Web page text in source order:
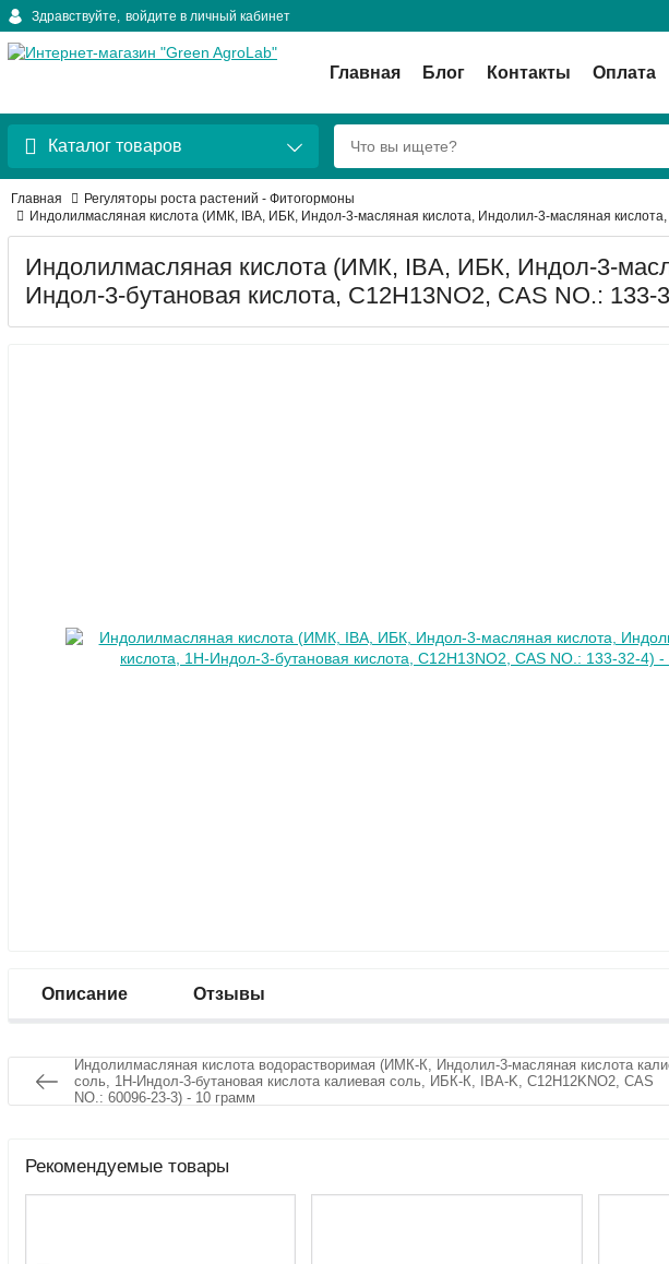
Здравствуйте, войдите в личный кабинет
Главная Блог Контакты Оплата
Каталог товаров
Главная
Регуляторы роста растений - Фитогормоны
Индолилмасляная кислота (ИМК, IBA, ИБК, Индол-3-масляная кислота, Индолил-3-масляная
Индолилмасляная кислота (ИМК, IBA, ИБК, Индол-3-
Индол-3-бутановая кислота, C12H13NO2, CAS NO.: 133-
Описание Отзывы
Индолилмасляная кислота водорастворимая (ИМК-К, Индолил-3-масляная кислота
соль, 1Н-Индол-3-бутановая кислота калиевая соль, ИБК-К, IBA-K, C12H12KNO2, CAS
NO.: 60096-23-3) - 10 грамм
Рекомендуемые товары